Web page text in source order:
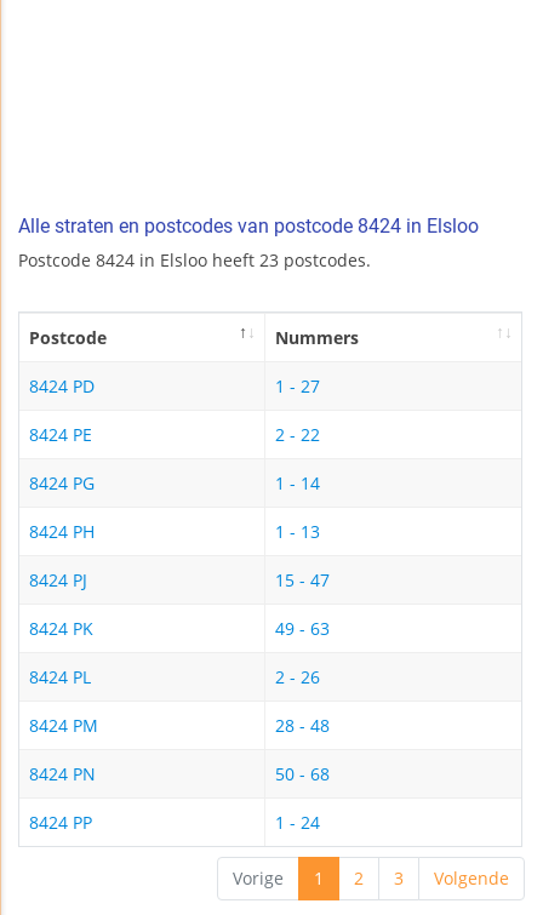
Alle straten en postcodes van postcode 8424 in Elsloo
Postcode 8424 in Elsloo heeft 23 postcodes.
Postcode Nummers
8424 PD 1 - 27
8424 PE 2 - 22
8424 PG 1 - 14
8424 PH 1 - 13
8424 PJ 15 - 47
8424 PK 49 - 63
8424 PL 2 - 26
8424 PM 28 - 48
8424 PN 50 - 68
8424 PP 1 - 24
Vorige 1 2 3 Volgende